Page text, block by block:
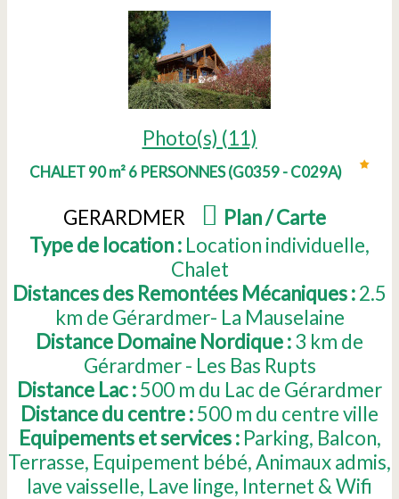
Photo(s) (11)
CHALET 90 m² 6 PERSONNES(G0359 - C029A)
GERARDMER Plan / Carte)
Type de location : Location individuelle
Chalet
Distances des Remontées Mécaniques :2.5
km de Gérardmer- La Mauselaine
Distance Domaine Nordique :3 km de
Gérardmer - Les Bas Rupts
Distance Lac :500 m du Lac de Gérardmer
Distance du centre :500 m du centre ville
Equipements et services : Parking Balcon
Terrasse Equipement bébé Animaux admis
lave vaisselle Lave linge Internet & Wifi